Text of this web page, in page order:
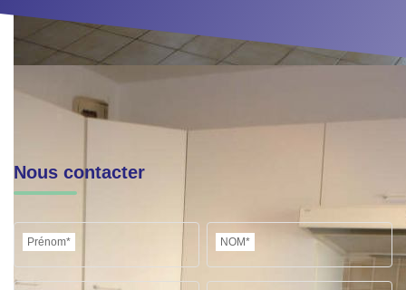
Nous contacter
Prénom* NOM*